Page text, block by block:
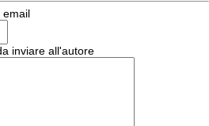
email
inviare all'autore